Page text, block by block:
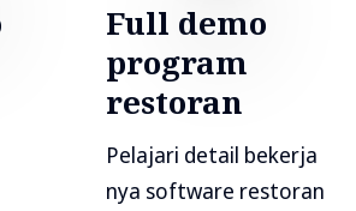
Full demo
program
restoran
Pelajari detail bekerja
nya software restoran